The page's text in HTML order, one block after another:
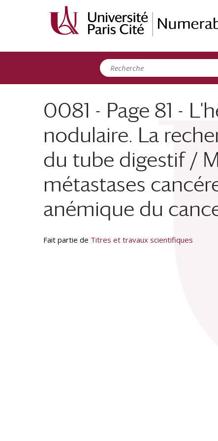
0081 - Page 81 -
nodulaire. La
du tube digestif /
métastases
anémique du
Fait partie de Titres et travaux scientifiques
Panneau de gestion des cookies